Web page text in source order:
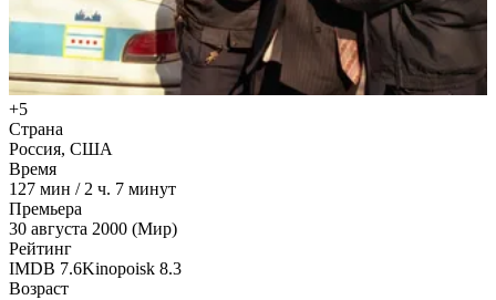
+5
Страна
Россия, США
Время
127 мин /2 ч. 7 минут
Премьера
30 августа 2000 (Мир)
Рейтинг
IMDB 7.6Kinopoisk 8.3
Возраст